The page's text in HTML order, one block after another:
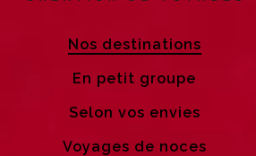
Nos destinations
En petit groupe
Selon vos envies
Voyages de noces